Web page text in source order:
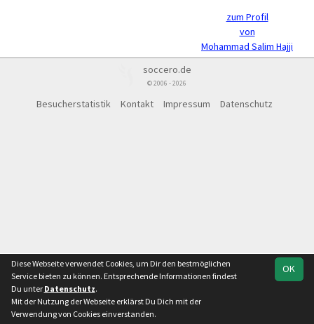
zum Profil
von
Mohammad Salim Hajji
soccero.de
© 2006 - 2026
Besucherstatistik Kontakt Impressum Datenschutz
OK
Diese Webseite verwendet Cookies, um Dir den bestmöglichen
Service bieten zu können. Entsprechende Informationen findest
Du unter Datenschutz.
Mit der Nutzung der Webseite erklärst Du Dich mit der
Verwendung von Cookies einverstanden.